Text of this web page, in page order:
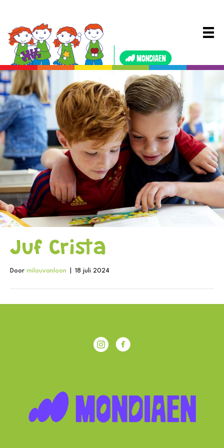
Juf Crista
Door milouvanloon 18 juli 2024
IKC AchterbergFacebook IKC Achterberg